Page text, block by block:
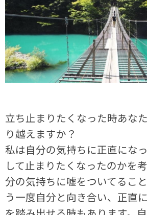
立ち止まりたくなった時あな
り越えますか？
私は自分の気持ちに正直にな
して止まりたくなったのかを
分の気持ちに嘘をついてるこ
う一度自分と向き合い、正直